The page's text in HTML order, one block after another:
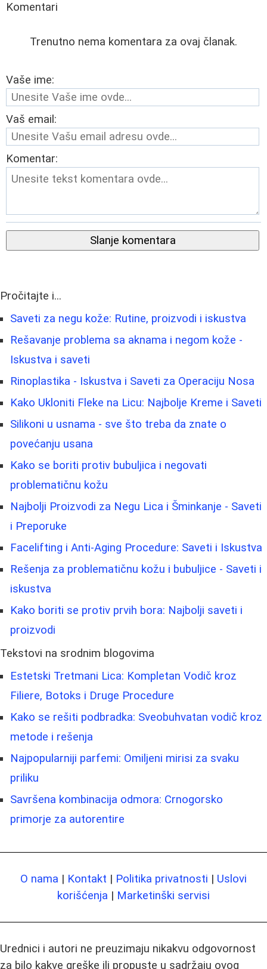
Komentari
Trenutno nema komentara za ovaj članak.
Vaše ime:
Vaš email:
Komentar:
Slanje komentara
Pročitajte i...
Saveti za negu kože: Rutine, proizvodi i iskustva
Rešavanje problema sa aknama i negom kože -
Iskustva i saveti
Rinoplastika - Iskustva i Saveti za Operaciju Nosa
Kako Ukloniti Fleke na Licu: Najbolje Kreme i Saveti
Silikoni u usnama - sve što treba da znate o
povećanju usana
Kako se boriti protiv bubuljica i negovati
problematičnu kožu
Najbolji Proizvodi za Negu Lica i Šminkanje - Saveti
i Preporuke
Facelifting i Anti-Aging Procedure: Saveti i Iskustva
Rešenja za problematičnu kožu i bubuljice - Saveti i
iskustva
Kako boriti se protiv prvih bora: Najbolji saveti i
proizvodi
Tekstovi na srodnim blogovima
Estetski Tretmani Lica: Kompletan Vodič kroz
Filiere, Botoks i Druge Procedure
Kako se rešiti podbradka: Sveobuhvatan vodič kroz
metode i rešenja
Najpopularniji parfemi: Omiljeni mirisi za svaku
priliku
Savršena kombinacija odmora: Crnogorsko
primorje za autorentire
O nama | Kontakt | Politika privatnosti | Uslovi
korišćenja | Marketinški servisi
Urednici i autori ne preuzimaju nikakvu odgovornost
za bilo kakve greške ili propuste u sadržaju ovog